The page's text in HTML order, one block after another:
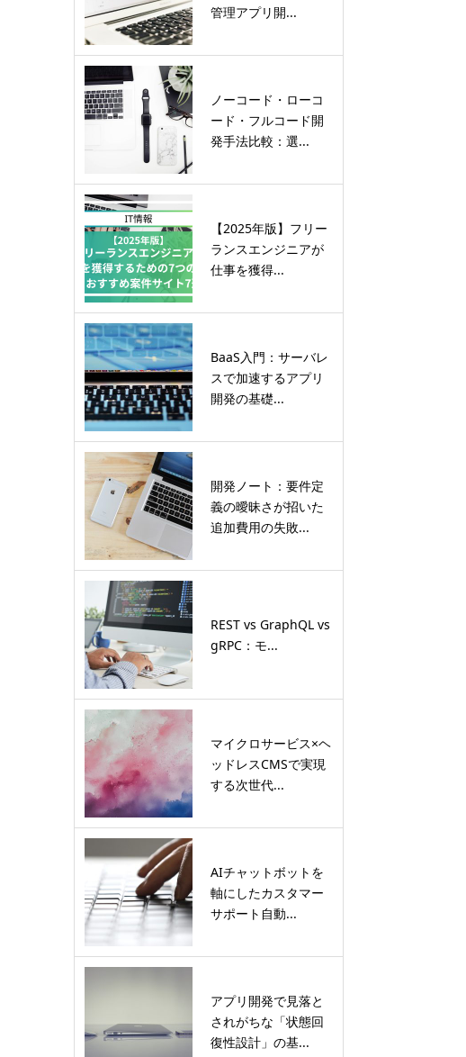
管理アプリ開...
ノーコード・ローコ
ード・フルコード開
発手法比較：選...
【2025年版】フリー
ランスエンジニアが
仕事を獲得...
BaaS入門：サーバレ
スで加速するアプリ
開発の基礎...
開発ノート：要件定
義の曖昧さが招いた
追加費用の失敗...
REST vs GraphQL vs
gRPC：モ...
マイクロサービス×ヘ
ッドレスCMSで実現
する次世代...
AIチャットボットを
軸にしたカスタマー
サポート自動...
アプリ開発で見落と
されがちな「状態回
復性設計」の基...